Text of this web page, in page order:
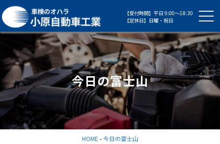
【受付時間】平日 9:00～18:30
【定休日】日曜・祝日
今日の富士山
HOME -今日の富士山